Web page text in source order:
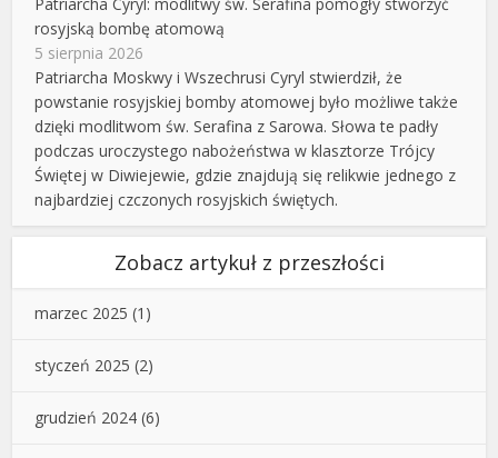
rosyjską bombę atomową
5 sierpnia 2026
Patriarcha Moskwy i Wszechrusi Cyryl stwierdził, że
powstanie rosyjskiej bomby atomowej było możliwe także
dzięki modlitwom św. Serafina z Sarowa. Słowa te padły
podczas uroczystego nabożeństwa w klasztorze Trójcy
Świętej w Diwiejewie, gdzie znajdują się relikwie jednego z
najbardziej czczonych rosyjskich świętych.
Zobacz artykuł z przeszłości
marzec 2025 (1)
styczeń 2025 (2)
grudzień 2024 (6)